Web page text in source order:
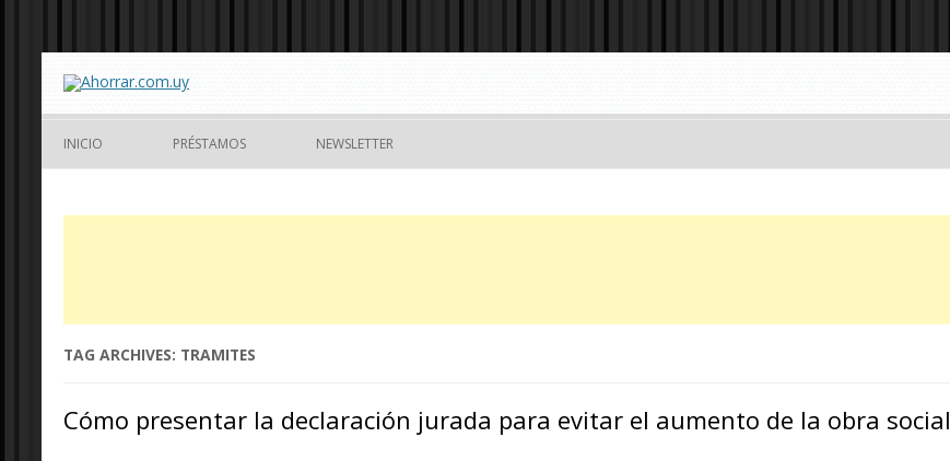
INICIO PRÉSTAMOS NEWSLETTER
TAG ARCHIVES: TRAMITES
Cómo presentar la declaración jurada para evitar el aumento de la obra social